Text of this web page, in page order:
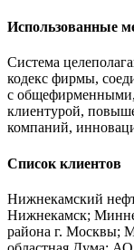
Использованные
Система
кодекс фирмы,
с общефирменными,
клиентурой,
компаний,
Список клиентов
Нижнекамский
Нижнекамск;
района г. Москвы;